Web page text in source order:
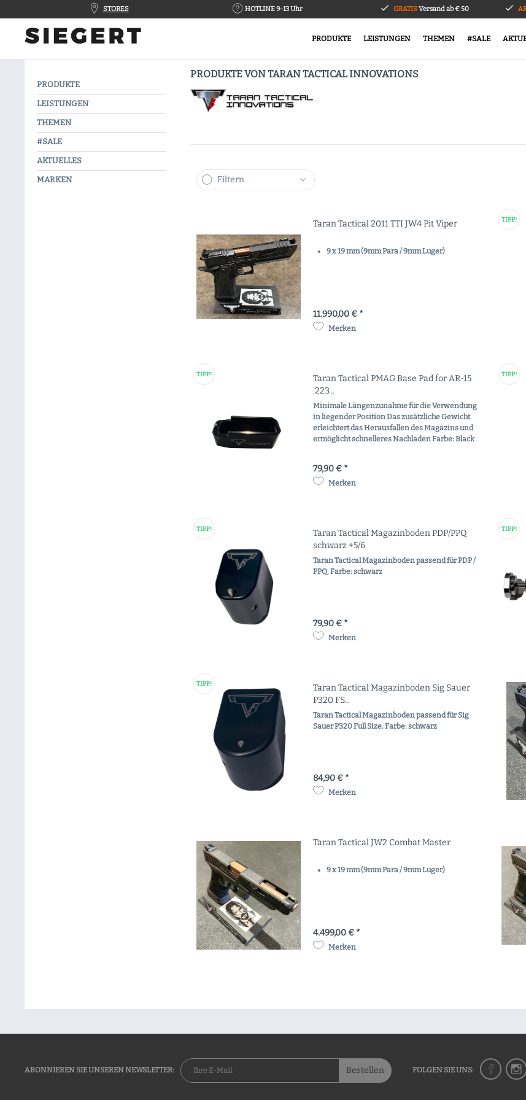
STORES HOTLINE 9-13 Uhr GRATISVersand ab € 50
PRODUKTE LEISTUNGEN THEMEN #SALE
PRODUKTE
LEISTUNGEN
THEMEN
#SALE
AKTUELLES
MARKEN
PRODUKTE VON TARAN TACTICAL INNOVATIONS
Filtern
Taran Tactical 2011 TTI JW4 Pit Viper
9 x 19 mm (9mm Para / 9mm Luger)
11.990,00 € *
Merken
TIPP!
TIPP!
Taran Tactical PMAG Base Pad for AR-15
.223...
Minimale Längenzunahme für die Verwendung
in liegender Position Das zusätzliche Gewicht
erleichtert das Herausfallen des Magazins und
ermöglicht schnelleres Nachladen Farbe: Black
79,90 € *
Merken
TIPP!
TIPP!
Taran Tactical Magazinboden PDP/PPQ
schwarz +5/6
Taran Tactical Magazinboden passend für PDP /
PPQ. Farbe: schwarz
79,90 € *
Merken
TIPP!
TIPP!
Taran Tactical Magazinboden Sig Sauer
P320 FS...
Taran Tactical Magazinboden passend für Sig
Sauer P320 Full Size. Farbe: schwarz
84,90 € *
Merken
Taran Tactical JW2 Combat Master
9 x 19 mm (9mm Para / 9mm Luger)
4.499,00 € *
Merken
ABONNIEREN SIE UNSEREN NEWSLETTER: Bestellen FOLGEN SIE UNS: